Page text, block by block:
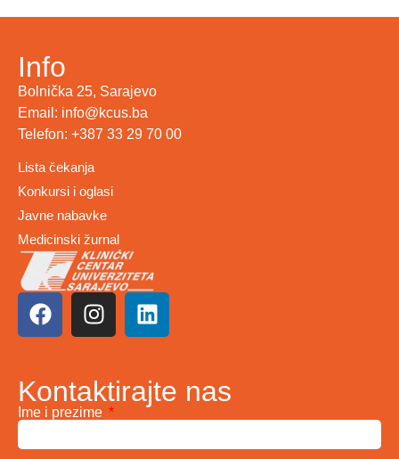
Info
Bolnička 25, Sarajevo
Email: info@kcus.ba
Telefon: +387 33 29 70 00
Lista čekanja
Konkursi i oglasi
Javne nabavke
Medicinski žurnal
Kontaktirajte nas
Ime i prezime